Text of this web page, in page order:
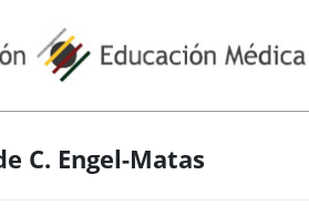
C. Engel-Matas